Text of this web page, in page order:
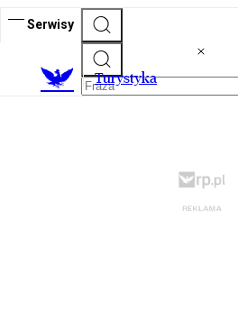
Serwisy
Turystyka